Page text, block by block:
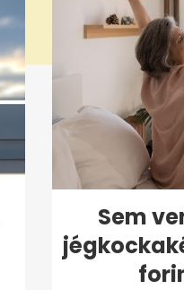
Sem